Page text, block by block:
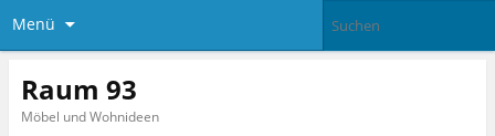
Menü
Raum 93
Möbel und Wohnideen